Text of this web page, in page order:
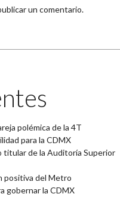
un comentario.
polémica de la 4T
para la CDMX
titular de la Auditoría Superior
positiva del Metro
gobernar la CDMX